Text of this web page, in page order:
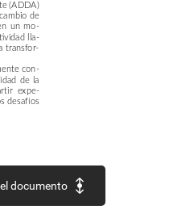
(ADDA)
de
un mo-
lla-
transfor-
con-
de la
expe-
desafíos
documento